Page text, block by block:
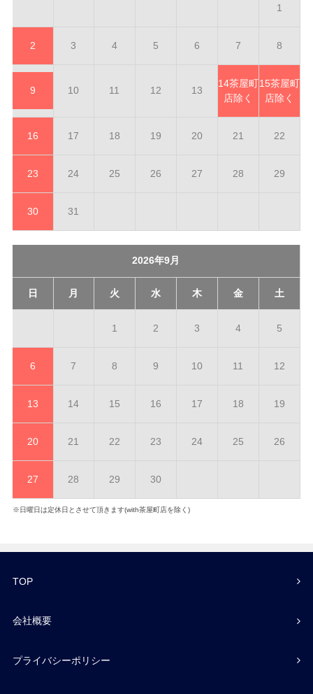
1
2 3 4 5 6 7 8
9 10 11 12 13
14茶屋町
店除く
15茶屋町
店除く
16 17 18 19 20 21 22
23 24 25 26 27 28 29
30 31
2026年9月
日 月 火 水 木 金 土
1 2 3 4 5
6 7 8 9 10 11 12
13 14 15 16 17 18 19
20 21 22 23 24 25 26
27 28 29 30
※日曜日は定休日とさせて頂きます(with茶屋町店を除く)
TOP
会社概要
プライバシーポリシー